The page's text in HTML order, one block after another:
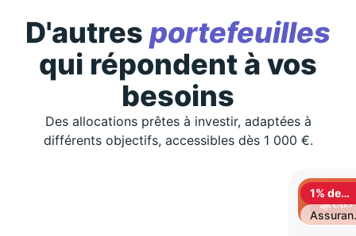
D'autres portefeuilles
qui répondent à vos
besoins
Des allocations prêtes à investir, adaptées à
différents objectifs, accessibles dès 1 000 €.
1% de